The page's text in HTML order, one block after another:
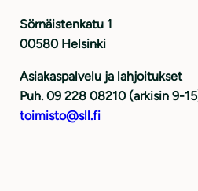
Sörnäistenkatu 1
00580 Helsinki
Asiakaspalvelu ja lahjoitukset
Puh. 09 228 08210 (arkisin 9-
toimisto@sll.fi